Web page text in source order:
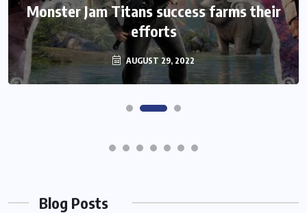
Assassin’s Creed Clip Swiss as State
Secretart for
AUGUST 29, 2022
Blog Posts